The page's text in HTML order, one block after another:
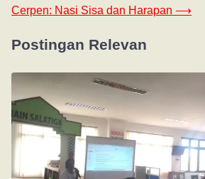
Cerpen: Nasi Sisa dan Harapan ⟶
Postingan Relevan